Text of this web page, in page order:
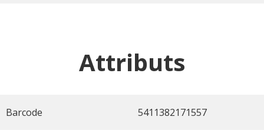
Attributs
Barcode 5411382171557